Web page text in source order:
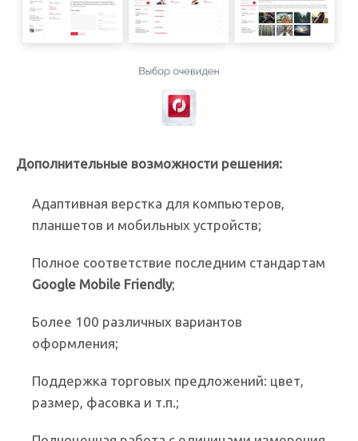
Дополнительные возможности решения:
Адаптивная верстка для компьютеров,
планшетов и мобильных устройств;
Полное соответствие последним стандартам
Google Mobile Friendly;
Более 100 различных вариантов
оформления;
Поддержка торговых предложений: цвет,
размер, фасовка и т.п.;